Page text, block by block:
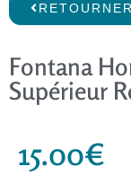
Fontana
Supérieur
15.00€